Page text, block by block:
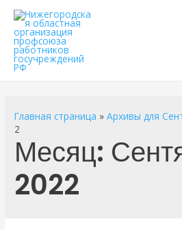
Главная страница »Архивы для
2
Месяц:
2022